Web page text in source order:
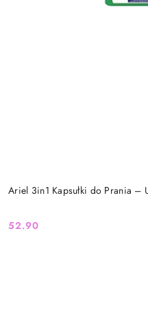
Ariel 3in1 Kapsułki do Prania
Cena:
52.90